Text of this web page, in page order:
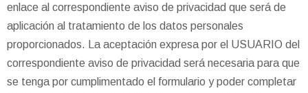
enlace al correspondiente aviso de privacidad que será de
aplicación al tratamiento de los datos personales
proporcionados. La aceptación expresa por el USUARIO del
correspondiente aviso de privacidad será necesaria para que
se tenga por cumplimentado el formulario y poder completar